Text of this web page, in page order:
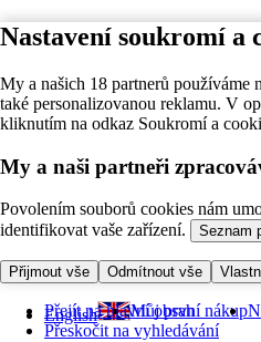
Nastavení soukromí a
My a našich 18 partnerů používáme
také personalizovanou reklamu. V
kliknutím na odkaz Soukromí a
My a naši partneři
Povolením souborů cookies nám
identifikovat vaše zařízení.
Seznam
Přijmout vše Odmítnout vše
Přejít na hlavní obsah
Přeskočit na vyhledávání
English Můj první nákup